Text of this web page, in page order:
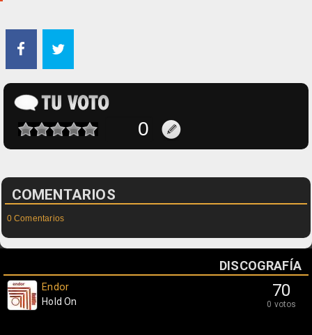
COMENTARIOS
0 Comentarios
DISCOGRAFÍA
70
0 votos
Endor
Hold On